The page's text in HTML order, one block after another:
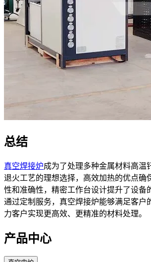
总结
真空焊接炉成为了处理多种金属材料高温
退火工艺的理想选择，高效加热的优点确
性和准确性，精密工作台设计提升了设备
通过定制服务，真空焊接炉能够满足客户
力客户实现更高效、更精准的材料处理。
产品中心